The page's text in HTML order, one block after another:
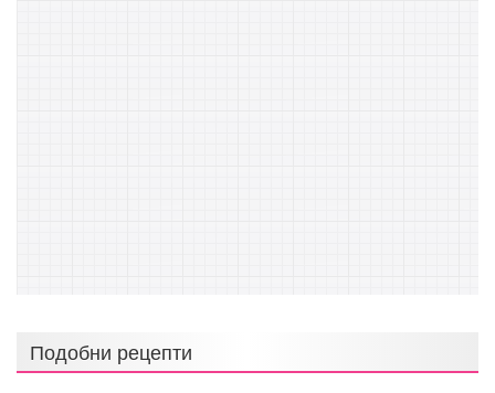
Подобни рецепти